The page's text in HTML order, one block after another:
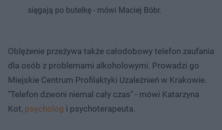
sięgają po butelkę - mówi Maciej Bóbr.
Oblężenie przeżywa także całodobowy telefon zaufania
dla osób z problemami alkoholowymi. Prowadzi go
Miejskie Centrum Profilaktyki Uzależnień w Krakowie.
"Telefon dzwoni niemal cały czas" - mówi Katarzyna
Kot, psycholog i psychoterapeuta.